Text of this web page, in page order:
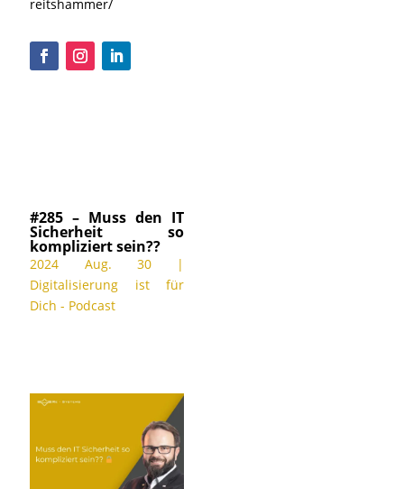
reitshammer/
#285 – Muss den IT
Sicherheit so
kompliziert sein??
2024 Aug. 30|
Digitalisierung ist für
Dich - Podcast